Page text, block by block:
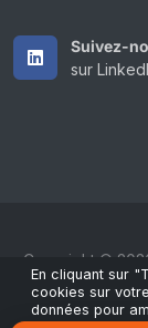
Suivez-
sur
Copyright ©
Conditions
En cliquant sur
cookies sur
données pour